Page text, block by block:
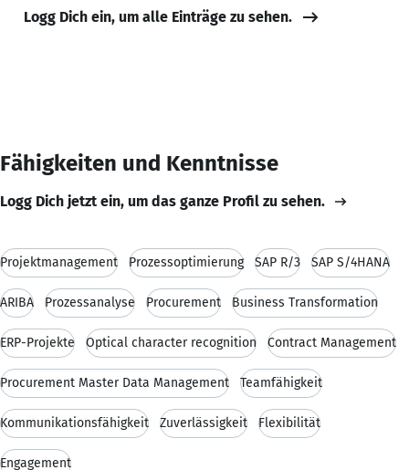
Logg Dich ein, um alle Einträge zu sehen.
Fähigkeiten und Kenntnisse
Logg Dich jetzt ein, um das ganze Profil zu sehen.
Projektmanagement Prozessoptimierung SAP R/3 SAP S/4HANA
ARIBA Prozessanalyse Procurement Business Transformation
ERP-Projekte Optical character recognition Contract Management
Procurement Master Data Management Teamfähigkeit
Kommunikationsfähigkeit Zuverlässigkeit Flexibilität
Engagement